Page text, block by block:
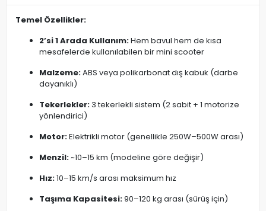
Temel Özellikler:
2’si 1 Arada Kullanım:Hem bavul hem de kısa
mesafelerde kullanılabilen bir mini scooter
Malzeme:ABS veya polikarbonat dış kabuk (darbe
dayanıklı)
Tekerlekler:3 tekerlekli sistem (2 sabit + 1 motorize
yönlendirici)
Motor:Elektrikli motor (genellikle 250W–500W arası)
Menzil:~10–15 km (modeline göre değişir)
Hız:10–15 km/s arası maksimum hız
Taşıma Kapasitesi:90–120 kg arası (sürüş için)